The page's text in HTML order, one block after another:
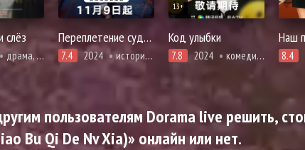
слёз
драма, мелодрама, романтика
Переплетение судеб Нан и Кэ
7.4 2024 история, романтика, фэнтези
13+
Код улыбки
7.8 2024 комедия, про молодость и любовь, повседневность, романтика
Наш
8.4
пользователям Dorama live решить,
Bu Qi De Nv Xia)» онлайн или нет.